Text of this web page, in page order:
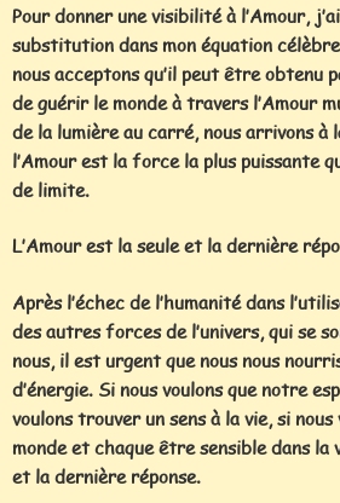
Pour donner une visibilité à l’Amour,
substitution dans mon équation
nous acceptons qu’il peut être obtenu
de guérir le monde à travers l’Amour
de la lumière au carré, nous arrivons à
l’Amour est la force la plus puissante
de limite.
L’Amour est la seule et la dernière
Après l’échec de l’humanité dans
des autres forces de l’univers, qui se
nous, il est urgent que nous nous
d’énergie. Si nous voulons que notre
voulons trouver un sens à la vie, si nous
monde et chaque être sensible dans la
et la dernière réponse.